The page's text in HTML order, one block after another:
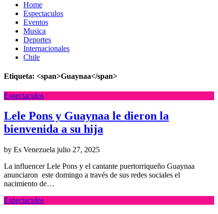
Home
Espectaculos
Eventos
Musica
Deportes
Internacionales
Chile
Etiqueta: <span>Guaynaa</span>
Espectaculos
Lele Pons y Guaynaa le dieron la
bienvenida a su hija
by Es Venezuela julio 27, 2025
La influencer Lele Pons y el cantante puertorriqueño Guaynaa
anunciaron este domingo a través de sus redes sociales el
nacimiento de…
Espectaculos